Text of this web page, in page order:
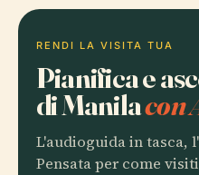
RENDI LA VISITA TUA
Pianifica e
di Manilacon
L'audioguida in tasca,
Pensata per come